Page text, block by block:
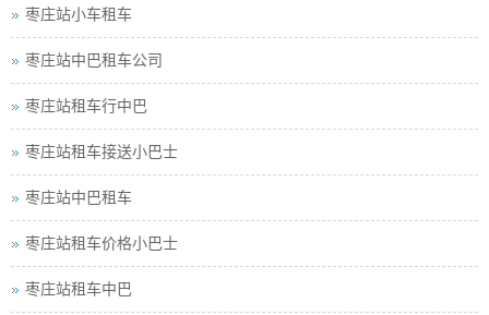
枣庄站小车租车
枣庄站中巴租车公司
枣庄站租车行中巴
枣庄站租车接送小巴士
枣庄站中巴租车
枣庄站租车价格小巴士
枣庄站租车中巴